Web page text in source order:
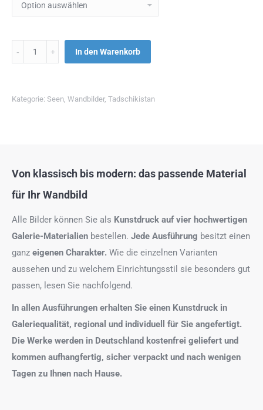
Menge In den Warenkorb
Kategorie: Seen Wandbilder, Tadschikistan
Von klassisch bis modern: das passende Material
für Ihr Wandbild
Alle Bilder können Sie als Kunstdruck auf vier hochwertigen
Galerie-Materialien bestellen. Jede Ausführung besitzt einen
ganz eigenen Charakter. Wie die einzelnen Varianten
aussehen und zu welchem Einrichtungsstil sie besonders gut
passen, lesen Sie nachfolgend.
In allen Ausführungen erhalten Sie einen Kunstdruck in
Galeriequalität, regional und individuell für Sie angefertigt.
Die Werke werden in Deutschland kostenfrei geliefert und
kommen aufhangfertig, sicher verpackt und nach wenigen
Tagen zu Ihnen nach Hause.